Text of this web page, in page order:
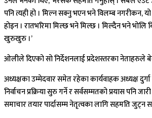
पनि त्यही हो । मिल्न सक्नु भएन भने विलम्ब नगरीकन,
होइन । रातभरिमा मिल्छ भने मिल्छ । मिल्दैन भने भोलि
खुरुखुरु ।’
ओलीले दिएको सो निर्देशनलाई प्रदेशस्तरका नेताहरुले
अध्यक्षका उम्मेदवार समेत रहेका कार्यवाहक अध्यक्ष
निर्वाचन प्रक्रिया सुरु गर्ने र सर्वसम्मतको प्रयास पनि
समाचार तयार पार्दासम्म नेतृत्वका लागि सहमति